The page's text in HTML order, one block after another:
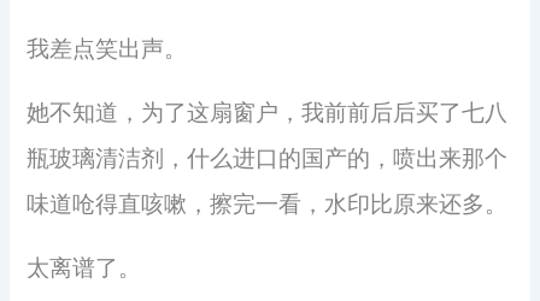
我差点笑出声。
她不知道，为了这扇窗户，我前前后后买了七八
瓶玻璃清洁剂，什么进口的国产的，喷出来那个
味道呛得直咳嗽，擦完一看，水印比原来还多。
太离谱了。